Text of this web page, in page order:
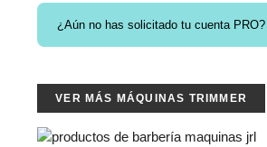
¿Aún no has solicitado tu cuenta PRO?
VER MÁS MÁQUINAS TRIMMER